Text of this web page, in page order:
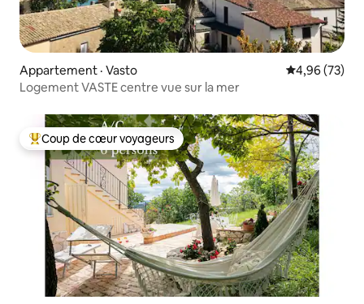
Appartement · Vasto Note
4,96 (73)
Logement VASTE centre vue sur la mer
Coup de cœur voyageurs parmi les plus aimés
Coup de cœur voyageurs